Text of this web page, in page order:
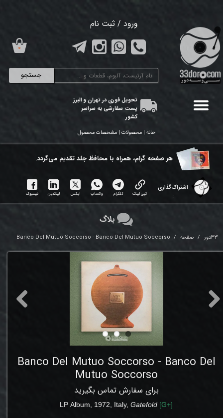
جستجو
ورود / ثبت نام
تغییر گذر واژه
سفارشات
تحویل فوری در تهران و البرز
پست سفارشی به سراسر
کشور
۰
خانه | محصولات | مشخصات محصول
هر ​صفحه گرام، همراه با محافظ جلد تقدیم می‌گردد.
اشتراک‌گذاری
:
کپی لینک تلگرام واتساپ ایکس لینکدین فیسبوک
33دور صفحه Banco Del Mutuo Soccorso - Banco Del Mutuo Soccorso
Banco Del Mutuo Soccorso - Banco Del
Mutuo Soccorso
برای سفارش تماس بگیرید
LPAlbum 1972 , Italy, Gatefold [G+]
بلاگ